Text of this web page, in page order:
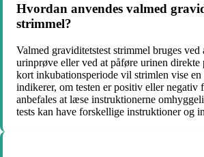
Hvordan anvendes valmed
strimmel?
Valmed graviditetstest strimmel bruges ved
urinprøve eller ved at påføre urinen direkte
kort inkubationsperiode vil strimlen vise en
indikerer, om testen er positiv eller negativ
anbefales at læse instruktionerne
tests kan have forskellige instruktioner og